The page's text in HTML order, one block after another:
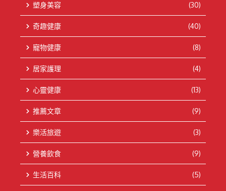
塑身美容 (30)
奇趣健康 (40)
寵物健康 (8)
居家護理 (4)
心靈健康 (13)
推薦文章 (9)
樂活旅遊 (3)
營養飲食 (9)
生活百科 (5)